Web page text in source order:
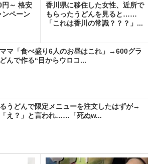
円～ 格安
ンペーン
香川県に移住した女性、近所で
もらったうどんを見ると……
「これは香川の常識？？？」...
マ「食べ盛り6人のお昼はこれ」→600グラ
んで作る“目からウロコ...
うどんで限定メニューを注文したはずが→
え？」と言われ……「死ぬw...